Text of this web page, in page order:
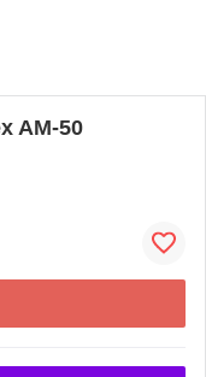
AM-50